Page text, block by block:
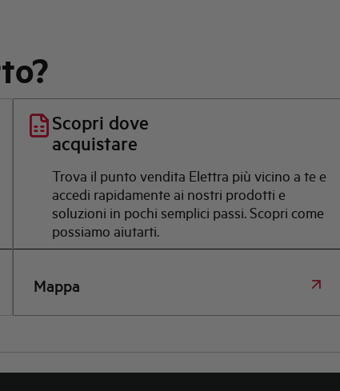
Scopri dove
acquistare
Trova il punto vendita Elettra più vicino a te e
accedi rapidamente ai nostri prodotti e
soluzioni in pochi semplici passi. Scopri come
possiamo aiutarti.
Mappa